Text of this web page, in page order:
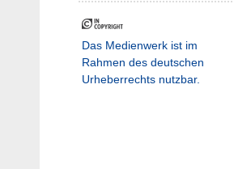
Das Medienwerk ist im
Rahmen des deutschen
Urheberrechts nutzbar.